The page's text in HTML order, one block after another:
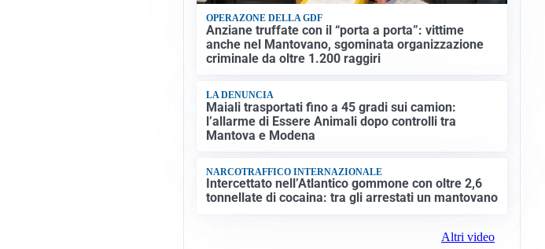
OPERAZONE DELLA GDF
Anziane truffate con il “porta a porta”: vittime
anche nel Mantovano, sgominata organizzazione
criminale da oltre 1.200 raggiri
LA DENUNCIA
Maiali trasportati fino a 45 gradi sui camion:
l’allarme di Essere Animali dopo controlli tra
Mantova e Modena
NARCOTRAFFICO INTERNAZIONALE
Intercettato nell’Atlantico gommone con oltre 2,6
tonnellate di cocaina: tra gli arrestati un mantovano
Altri video